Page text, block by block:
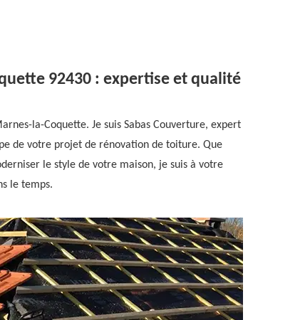
92430 : expertise et qualité
la-Coquette. Je suis Sabas Couverture, expert
de votre projet de rénovation de toiture. Que
le style de votre maison, je suis à votre
le temps.